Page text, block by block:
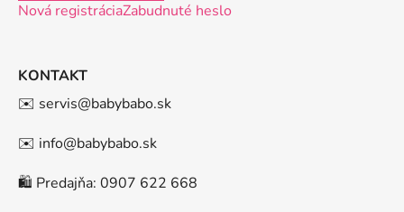
Nová registráciaZabudnuté heslo
KONTAKT
✉️ servis@babybabo.sk
✉️ info@babybabo.sk
🛍️ Predajňa: 0907 622 668